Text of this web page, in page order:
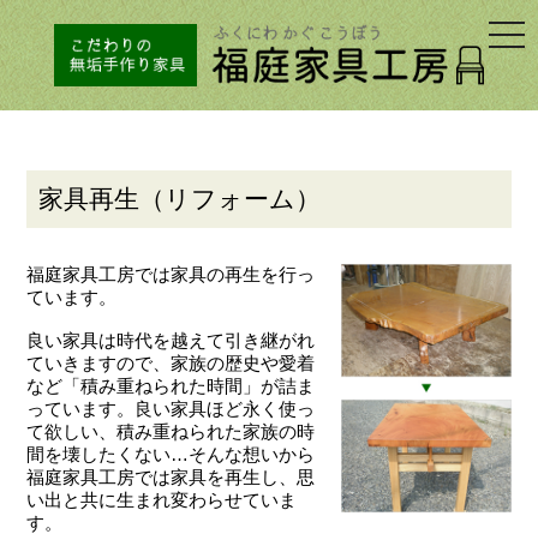
家具再生（リフォーム）
福庭家具工房では家具の再生を行っ
ています。
良い家具は時代を越えて引き継がれ
ていきますので、家族の歴史や愛着
など「積み重ねられた時間」が詰ま
っています。良い家具ほど永く使っ
て欲しい、積み重ねられた家族の時
間を壊したくない…そんな想いから
福庭家具工房では家具を再生し、思
い出と共に生まれ変わらせていま
す。